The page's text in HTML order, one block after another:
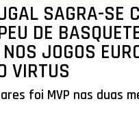
SAGRA-SE
DE
JOGOS
VIRTUS
foi MVP nas duas